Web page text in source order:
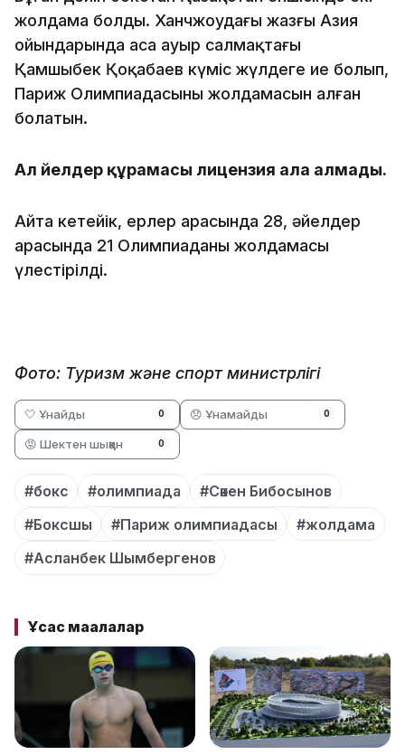
жолдама болды. Ханчжоудағы жазғы Азия
ойындарында аса ауыр салмақтағы
Қамшыбек Қоңқабаев күміс жүлдеге ие болып,
Париж Олимпиадасының жолдамасын алған
болатын.
Ал әйелдер құрамасы лицензия ала алмады.
Айта кетейік, ерлер арасында 28, әйелдер
арасында 21 Олимпиаданың жолдамасы
үлестірілді.
Фото: Туризм жəне спорт министрлігі
🤍 Ұнайды 0 😞 Ұнамайды 0
😡 Шектен шыққан 0
#бокс #олимпиада
#Сәкен Бибосынов
#Боксшы
#Париж олимпиадасы
#жолдама
#Асланбек Шымбергенов
Ұқсас мақалалар